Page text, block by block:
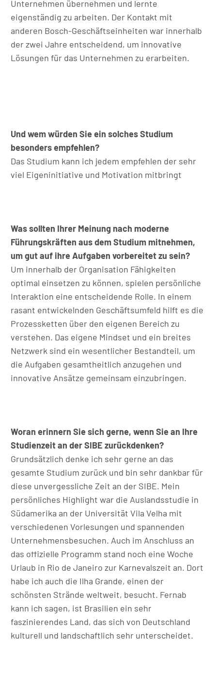
Unternehmen übernehmen und lernte
eigenständig zu arbeiten. Der Kontakt mit
anderen Bosch-Geschäftseinheiten war innerhalb
der zwei Jahre entscheidend, um innovative
Lösungen für das Unternehmen zu erarbeiten.
Und wem würden Sie ein solches Studium
besonders empfehlen?
Das Studium kann ich jedem empfehlen der sehr
viel Eigeninitiative und Motivation mitbringt
Was sollten Ihrer Meinung nach moderne
Führungskräften aus dem Studium mitnehmen,
um gut auf ihre Aufgaben vorbereitet zu sein?
Um innerhalb der Organisation Fähigkeiten
optimal einsetzen zu können, spielen persönliche
Interaktion eine entscheidende Rolle. In einem
rasant entwickelnden Geschäftsumfeld hilft es die
Prozessketten über den eigenen Bereich zu
verstehen. Das eigene Mindset und ein breites
Netzwerk sind ein wesentlicher Bestandteil, um
die Aufgaben gesamtheitlich anzugehen und
innovative Ansätze gemeinsam einzubringen.
Woran erinnern Sie sich gerne, wenn Sie an Ihre
Studienzeit an der SIBE zurückdenken?
Grundsätzlich denke ich sehr gerne an das
gesamte Studium zurück und bin sehr dankbar für
diese unvergessliche Zeit an der SIBE. Mein
persönliches Highlight war die Auslandsstudie in
Südamerika an der Universität Vila Velha mit
verschiedenen Vorlesungen und spannenden
Unternehmensbesuchen. Auch im Anschluss an
das offizielle Programm stand noch eine Woche
Urlaub in Rio de Janeiro zur Karnevalszeit an. Dort
habe ich auch die Ilha Grande, einen der
schönsten Strände weltweit, besucht. Fernab
kann ich sagen, ist Brasilien ein sehr
faszinierendes Land, das sich von Deutschland
kulturell und landschaftlich sehr unterscheidet.